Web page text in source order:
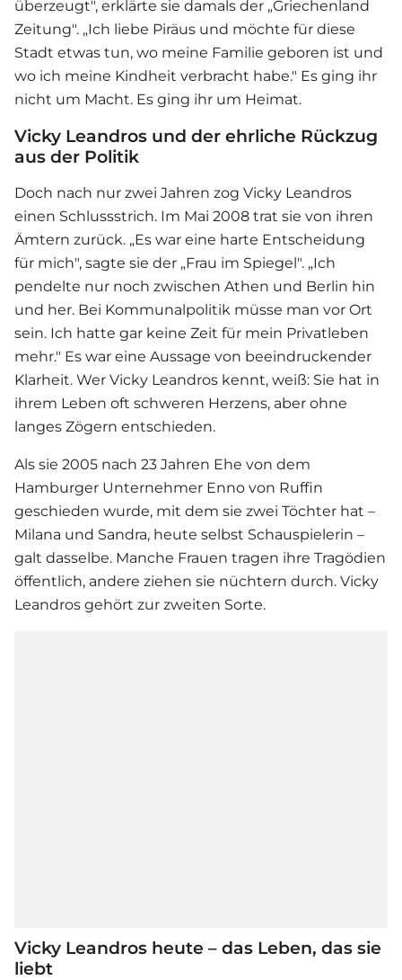
überzeugt", erklärte sie damals der „Griechenland
Zeitung". „Ich liebe Piräus und möchte für diese
Stadt etwas tun, wo meine Familie geboren ist und
wo ich meine Kindheit verbracht habe." Es ging ihr
nicht um Macht. Es ging ihr um Heimat.
Vicky Leandros und der ehrliche Rückzug
aus der Politik
Doch nach nur zwei Jahren zog Vicky Leandros
einen Schlussstrich. Im Mai 2008 trat sie von ihren
Ämtern zurück. „Es war eine harte Entscheidung
für mich", sagte sie der „Frau im Spiegel". „Ich
pendelte nur noch zwischen Athen und Berlin hin
und her. Bei Kommunalpolitik müsse man vor Ort
sein. Ich hatte gar keine Zeit für mein Privatleben
mehr." Es war eine Aussage von beeindruckender
Klarheit. Wer Vicky Leandros kennt, weiß: Sie hat in
ihrem Leben oft schweren Herzens, aber ohne
langes Zögern entschieden.
Als sie 2005 nach 23 Jahren Ehe von dem
Hamburger Unternehmer Enno von Ruffin
geschieden wurde, mit dem sie zwei Töchter hat –
Milana und Sandra, heute selbst Schauspielerin –
galt dasselbe. Manche Frauen tragen ihre Tragödien
öffentlich, andere ziehen sie nüchtern durch. Vicky
Leandros gehört zur zweiten Sorte.
Vicky Leandros heute – das Leben, das sie
liebt